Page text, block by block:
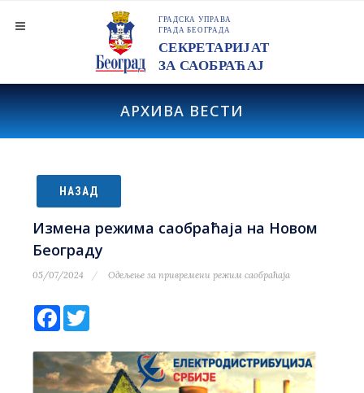
АРХИВА ВЕСТИ
НАЗАД
Измена режима саобраћаја на Новом
Београду
05/07/2024 Одељење за привремени режим саобраћаја
Facebook